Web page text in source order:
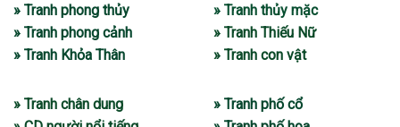
» Tranh phong thủy
» Tranh phong cảnh
» Tranh Khỏa Thân
» Tranh thủy mặc
» Tranh Thiếu Nữ
» Tranh con vật
» Tranh chân dung
» Tranh phố cổ